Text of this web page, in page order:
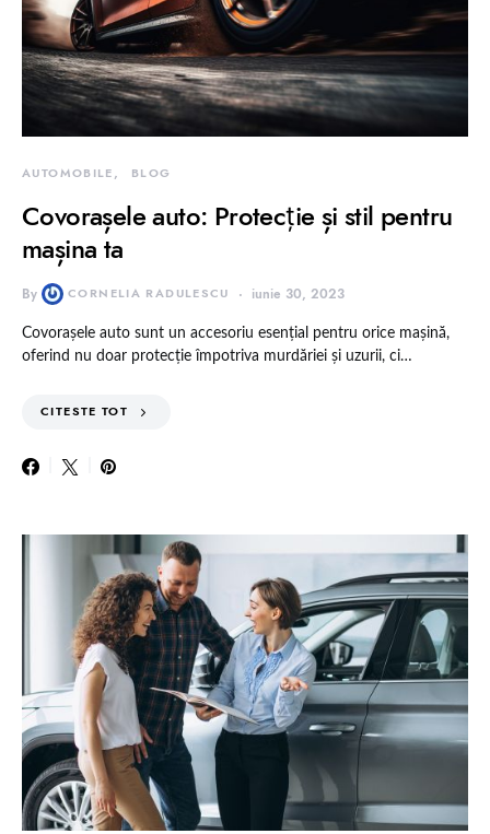
AUTOMOBILE BLOG
Covorașele auto: Protecție și stil pentru
mașina ta
By CORNELIA RADULESCU iunie 30, 2023
Covorașele auto sunt un accesoriu esențial pentru orice mașină,
oferind nu doar protecție împotriva murdăriei și uzurii, ci…
CITESTE TOT